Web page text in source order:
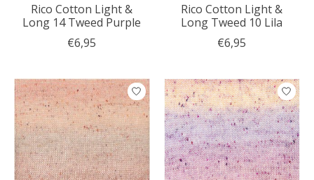
Rico Cotton Light &
Long 14 Tweed Purple
€6,95
Rico Cotton Light &
Long Tweed 10 Lila
€6,95